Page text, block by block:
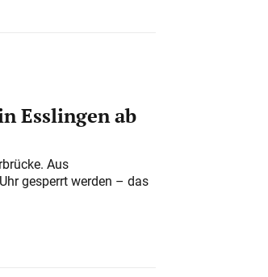
Esslingen ab
Aus
gesperrt werden – das